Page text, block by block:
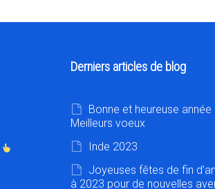
Derniers articles de blog
Bonne et heureuse année
Meilleurs voeux
Inde 2023
Joyeuses fêtes de fin
à 2023 pour de nouvelles